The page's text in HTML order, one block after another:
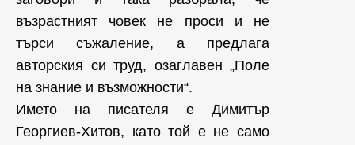
възрастният човек не проси и не
търси съжаление, а предлага
авторския си труд, озаглавен „Поле
на знание и възможности“.
Името на писателя е Димитър
Георгиев-Хитов, като той е не само